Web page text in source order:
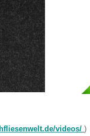
videos/ )